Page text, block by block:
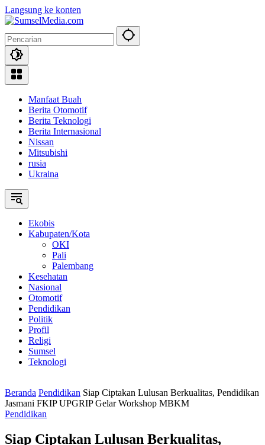
Langsung ke konten
Manfaat Buah
Berita Otomotif
Berita Teknologi
Berita Internasional
Nissan
Mitsubishi
rusia
Ukraina
Ekobis
Kabupaten/Kota
OKI
Pali
Palembang
Kesehatan
Nasional
Otomotif
Pendidikan
Politik
Profil
Religi
Sumsel
Teknologi
Beranda Pendidikan Siap Ciptakan Lulusan Berkualitas, Pendidikan
Jasmani FKIP UPGRIP Gelar Workshop MBKM
Pendidikan
Siap Ciptakan Lulusan Berkualitas,